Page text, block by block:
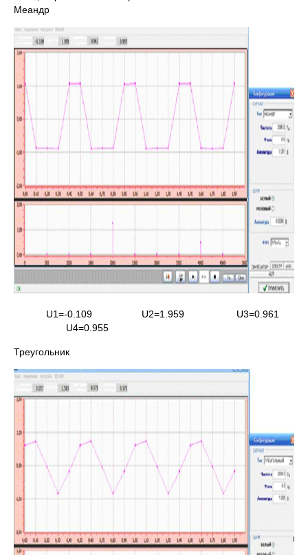
Меандр
U1=-0.109 U2=1.959 U3=0.961
U4=0.955
Треугольник